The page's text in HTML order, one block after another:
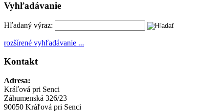
Vyhľadávanie
Hľadaný výraz:
rozšírené vyhľadávanie ...
Kontakt
Adresa:
Kráľová pri Senci
Záhumenská 326/23
90050 Kráľová pri Senci